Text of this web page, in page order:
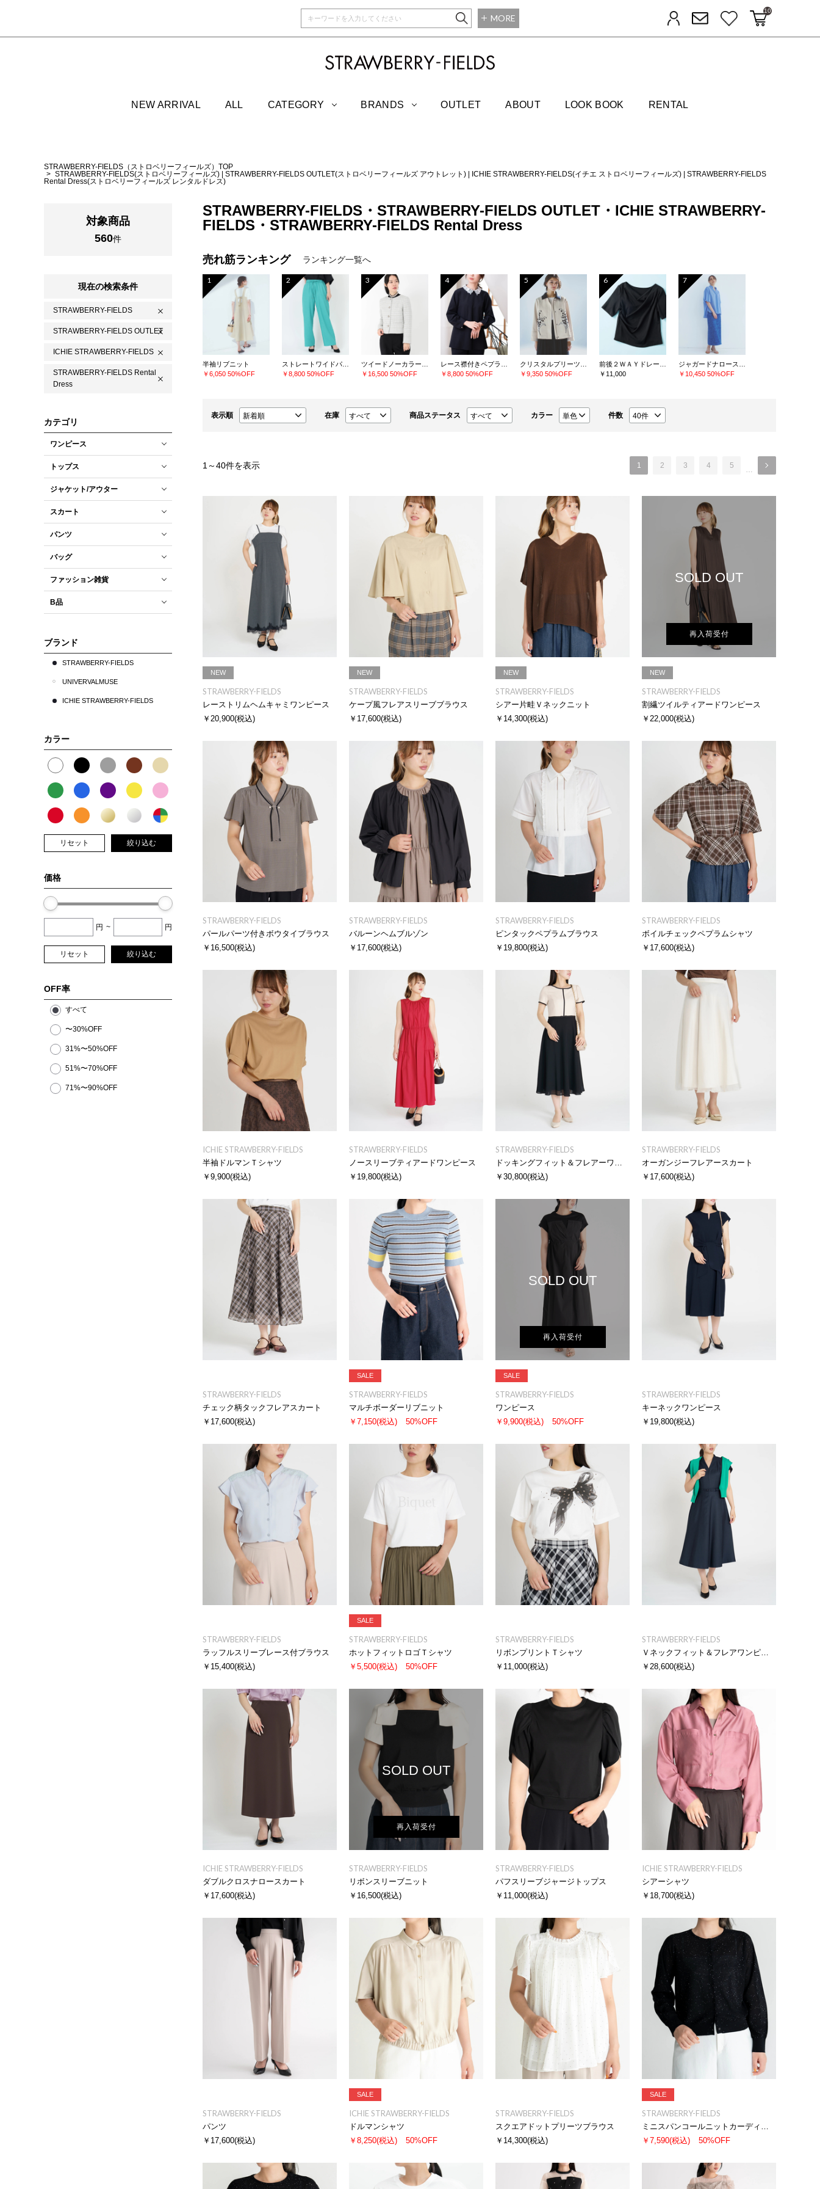
MORE ログイン メルマガ登録お気に入りカートに入れる
10
NEW ARRIVAL ALL CATEGORY BRANDS OUTLET ABOUT LOOK BOOK RENTAL
STRAWBERRY-FIELDS（ストロベリーフィールズ）TOP
STRAWBERRY-FIELDS(ストロベリーフィールズ)
STRAWBERRY-FIELDS OUTLET(ストロベリーフィールズ アウトレット) ICHIE STRAWBERRY-FIELDS(イチエ ストロベリーフィールズ)
STRAWBERRY-FIELDS
Rental Dress(ストロベリーフィールズ レンタルドレス)
対象商品
560件
現在の検索条件
STRAWBERRY-FIELDS
STRAWBERRY-FIELDS OUTLET
ICHIE STRAWBERRY-FIELDS
STRAWBERRY-FIELDS Rental
Dress
カテゴリ
ワンピース
トップス
ジャケット/アウター
スカート
パンツ
バッグ
ファッション雑貨
B品
ブランド
STRAWBERRY-FIELDS
UNIVERVALMUSE
ICHIE STRAWBERRY-FIELDS
カラー
リセット 絞り込む
価格
円 ~ 円
リセット 絞り込む
OFF率
すべて
〜30%OFF
31%〜50%OFF
51%〜70%OFF
71%〜90%OFF
STRAWBERRY-FIELDS・STRAWBERRY-FIELDS OUTLET・ICHIE STRAWBERRY-
FIELDS・STRAWBERRY-FIELDS Rental Dress
売れ筋ランキング ランキング一覧へ
1
半袖リブニット
￥6,050 50%OFF
2
￥8,800 50%OFF
3
￥16,500 50%OFF
4
￥8,800 50%OFF
5
￥9,350 50%OFF
6
￥11,000
7
￥10,450 50%OFF
表示順 在庫 商品ステータス カラー 件数
1 ～40件を表示 1 2 3 4 5 …
NEW
STRAWBERRY-FIELDS
レーストリムヘムキャミワンピース
￥20,900(税込)
NEW
STRAWBERRY-FIELDS
ケープ風フレアスリーブブラウス
￥17,600(税込)
NEW
STRAWBERRY-FIELDS
シアー片畦Ｖネックニット
￥14,300(税込)
SOLD OUT
再入荷受付
NEW
STRAWBERRY-FIELDS
割繊ツイルティアードワンピース
￥22,000(税込)
STRAWBERRY-FIELDS
パールパーツ付きボウタイブラウス
￥16,500(税込)
STRAWBERRY-FIELDS
バルーンヘムブルゾン
￥17,600(税込)
STRAWBERRY-FIELDS
ピンタックペプラムブラウス
￥19,800(税込)
STRAWBERRY-FIELDS
ボイルチェックペプラムシャツ
￥17,600(税込)
ICHIE STRAWBERRY-FIELDS
半袖ドルマンＴシャツ
￥9,900(税込)
STRAWBERRY-FIELDS
ノースリーブティアードワンピース
￥19,800(税込)
STRAWBERRY-FIELDS
ドッキングフィット＆フレアーワンピース
￥30,800(税込)
STRAWBERRY-FIELDS
オーガンジーフレアースカート
￥17,600(税込)
STRAWBERRY-FIELDS
チェック柄タックフレアスカート
￥17,600(税込)
SALE
STRAWBERRY-FIELDS
マルチボーダーリブニット
￥7,150(税込) 50%OFF
SOLD OUT
再入荷受付
SALE
STRAWBERRY-FIELDS
ワンピース
￥9,900(税込) 50%OFF
STRAWBERRY-FIELDS
キーネックワンピース
￥19,800(税込)
STRAWBERRY-FIELDS
ラッフルスリーブレース付ブラウス
￥15,400(税込)
SALE
STRAWBERRY-FIELDS
ホットフィットロゴＴシャツ
￥5,500(税込) 50%OFF
STRAWBERRY-FIELDS
リボンプリントＴシャツ
￥11,000(税込)
STRAWBERRY-FIELDS
Ｖネックフィット＆フレアワンピース
￥28,600(税込)
ICHIE STRAWBERRY-FIELDS
ダブルクロスナロースカート
￥17,600(税込)
SOLD OUT
再入荷受付
STRAWBERRY-FIELDS
リボンスリーブニット
￥16,500(税込)
STRAWBERRY-FIELDS
パフスリーブジャージトップス
￥11,000(税込)
ICHIE STRAWBERRY-FIELDS
シアーシャツ
￥18,700(税込)
STRAWBERRY-FIELDS
パンツ
￥17,600(税込)
SALE
ICHIE STRAWBERRY-FIELDS
ドルマンシャツ
￥8,250(税込) 50%OFF
STRAWBERRY-FIELDS
スクエアドットプリーツブラウス
￥14,300(税込)
SALE
STRAWBERRY-FIELDS
ミニスパンコールニットカーディガン
￥7,590(税込) 50%OFF